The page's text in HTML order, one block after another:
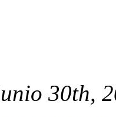
30th,